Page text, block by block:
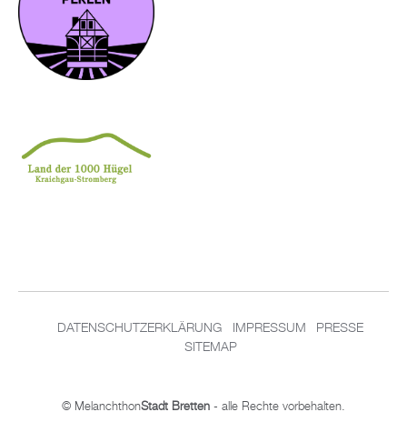
DATENSCHUTZERKLÄRUNG IMPRESSUM
PRESSE
SITEMAP
© MelanchthonStadt Bretten - alle Rechte vorbehalten.